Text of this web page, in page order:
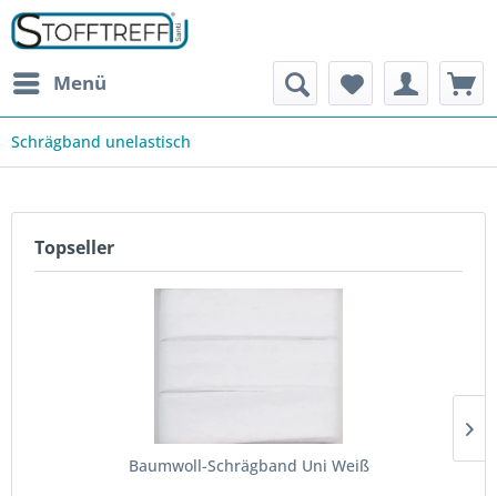
Menü
Schrägband unelastisch
Topseller
Baumwoll-Schrägband Uni Weiß